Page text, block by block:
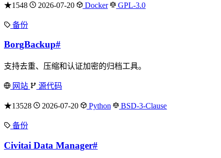
★1548 2026-07-20 Docker GPL-3.0
备份
BorgBackup#
支持去重、压缩和认证加密的归档工具。
网站 源代码
★13528 2026-07-20 Python BSD-3-Clause
备份
Civitai Data Manager#